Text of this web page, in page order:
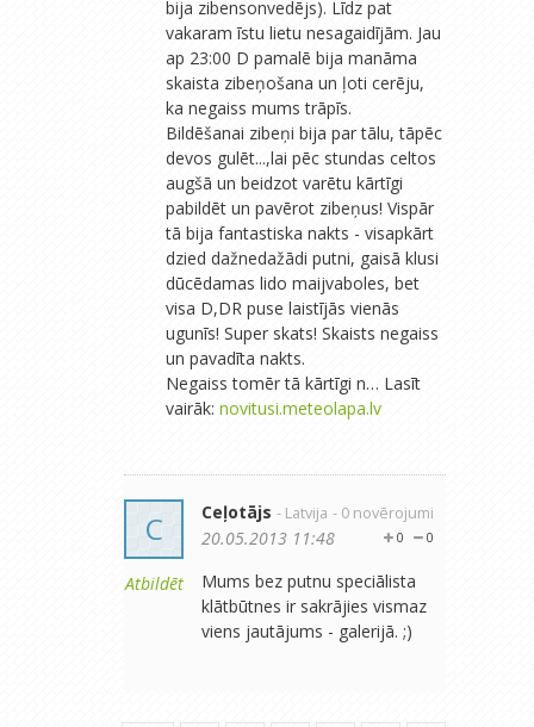
bija zibensonvedējs). Līdz pat
vakaram īstu lietu nesagaidījām. Jau
ap 23:00 D pamalē bija manāma
skaista zibeņošana un ļoti cerēju,
ka negaiss mums trāpīs.
Bildēšanai zibeņi bija par tālu, tāpēc
devos gulēt...,lai pēc stundas celtos
augšā un beidzot varētu kārtīgi
pabildēt un pavērot zibeņus! Vispār
tā bija fantastiska nakts - visapkārt
dzied dažnedažādi putni, gaisā klusi
dūcēdamas lido maijvaboles, bet
visa D,DR puse laistījās vienās
ugunīs! Super skats! Skaists negaiss
un pavadīta nakts.
Negaiss tomēr tā kārtīgi n… Lasīt
vairāk: novitusi.meteolapa.lv
C
Atbildēt
Ceļotājs - Latvija - 0 novērojumi
0
0
20.05.2013 11:48
Mums bez putnu speciālista
klātbūtnes ir sakrājies vismaz
viens jautājums - galerijā. ;)